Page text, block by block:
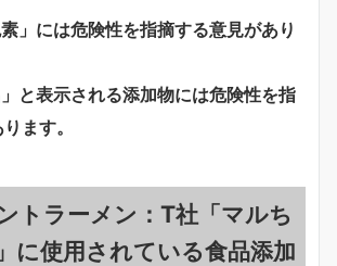
」には危険性を指摘する意見があり
と表示される添加物には危険性を指
ます。
トラーメン：T社「マルち
に使用されている食品添加